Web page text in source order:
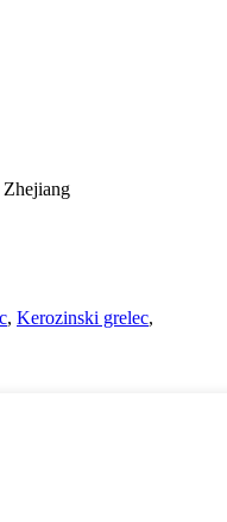
, Kerozinski grelec,